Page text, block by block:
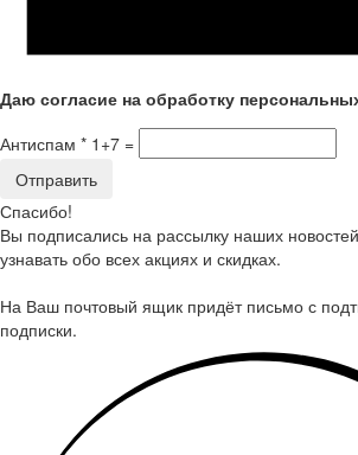
Даю согласие на обработку
Антиспам * 1+7 =
Спасибо!
Вы подписались на рассылку наших
узнавать обо всех акциях и скидках.
На Ваш почтовый ящик придёт письмо с
подписки.